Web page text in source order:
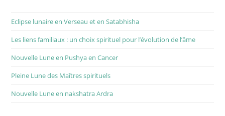
Eclipse lunaire en Verseau et en Satabhisha
Les liens familiaux : un choix spirituel pour l’évolution de l’âme
Nouvelle Lune en Pushya en Cancer
Pleine Lune des Maîtres spirituels
Nouvelle Lune en nakshatra Ardra